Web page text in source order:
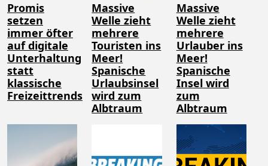
Promis
setzen
immer öfter
auf digitale
Unterhaltung
statt
klassische
Freizeittrends
Massive
Welle zieht
mehrere
Touristen ins
Meer!
Spanische
Urlaubsinsel
wird zum
Albtraum
Massive
Welle zieht
mehrere
Urlauber ins
Meer!
Spanische
Insel wird
zum
Albtraum